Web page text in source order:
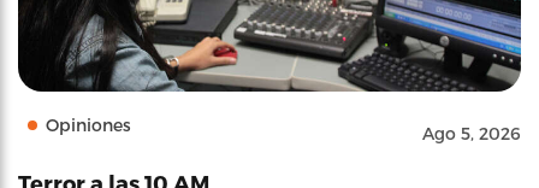
Opiniones Ago 5, 2026
Terror a las 10 AM